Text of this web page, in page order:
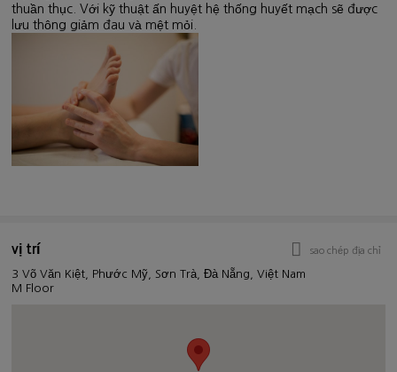
thuần thục. Với kỹ thuật ấn huyệt hệ thống huyết mạch sẽ được
lưu thông giảm đau và mệt mỏi.
vị trí sao chép địa chỉ
3 Võ Văn Kiệt, Phước Mỹ, Sơn Trà, Đà Nẵng, Việt Nam
M Floor